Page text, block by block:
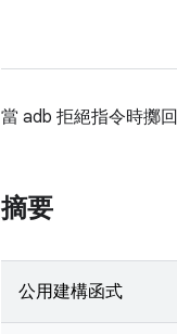
當 adb 拒絕指令時擲
摘要
公用建構函式